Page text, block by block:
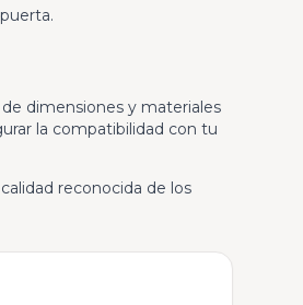
dimensiones y materiales
la compatibilidad con tu
reconocida de los